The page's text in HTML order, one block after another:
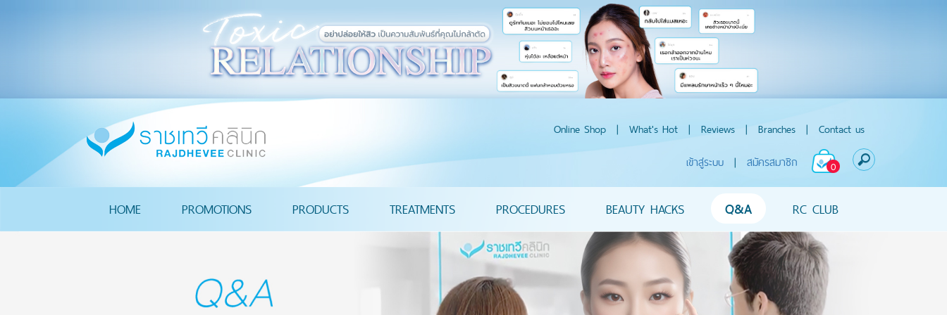
Online Shop | What's Hot | Reviews | Branches | Contact us
0
เข้าสู่ระบบ | สมัครสมาชิก
HOME PROMOTIONS PRODUCTS TREATMENTS PROCEDURES BEAUTY HACKS Q&A RC CLUB